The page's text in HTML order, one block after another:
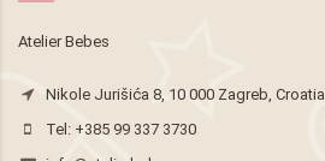
Atelier Bebes
Nikole Jurišića 8, 10 000 Zagreb, Croatia
Tel: +385 99 337 3730